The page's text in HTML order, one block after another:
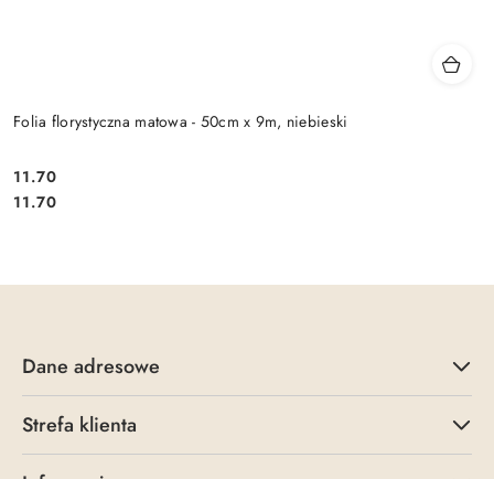
Folia florystyczna matowa - 50cm x 9m, niebieski
Cena:
11.70
Cena:
11.70
Dane adresowe
Strefa klienta